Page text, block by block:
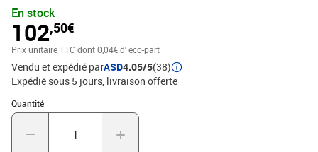
En stock
102,50€
Prix unitaire TTC dont 0,04€ d'éco-part
Vendu et expédié parASD4.05/5(38)
Expédié sous 5 jours livraison offerte
Quantité
Quantité : 1